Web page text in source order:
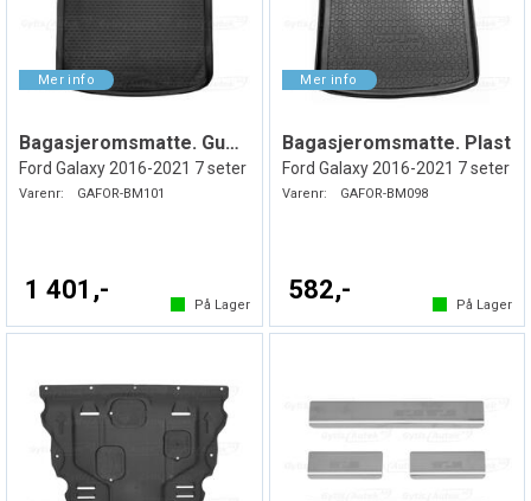
Bagasjeromsmatte. Gummi
Ford Galaxy 2016-2021 7 seter
Varenr: GAFOR-BM101
1 401,-
På Lager
Bagasjeromsmatte. Plast
Ford Galaxy 2016-2021 7 seter
Varenr: GAFOR-BM098
582,-
På Lager